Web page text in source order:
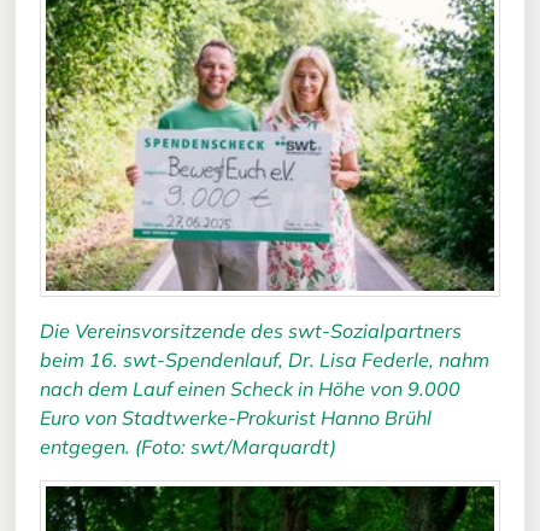
Die Vereinsvorsitzende des swt-Sozialpartners
beim 16. swt-Spendenlauf, Dr. Lisa Federle, nahm
nach dem Lauf einen Scheck in Höhe von 9.000
Euro von Stadtwerke-Prokurist Hanno Brühl
entgegen. (Foto: swt/Marquardt)